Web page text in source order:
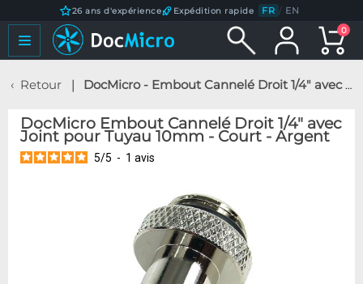
26 ans d'expérience Expédition rapide FR / EN
0
Retour DocMicro - Embout Cannelé Droit 1/4" avec Joint pour Tuyau 10mm - Court - Argent
DocMicro Embout Cannelé Droit 1/4" avec
Joint pour Tuyau 10mm - Court - Argent
5/5 - 1 avis